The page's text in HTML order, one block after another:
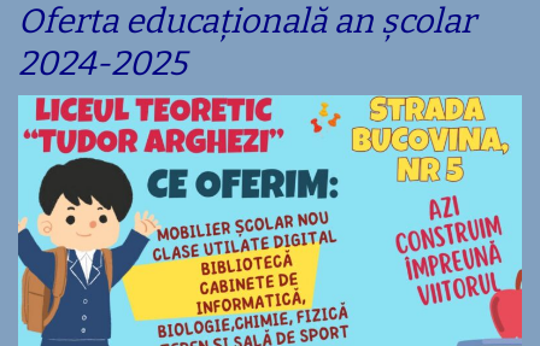
Oferta educațională an școlar
2024-2025